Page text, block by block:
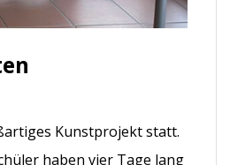
Kunstprojekt statt.
haben vier Tage lang